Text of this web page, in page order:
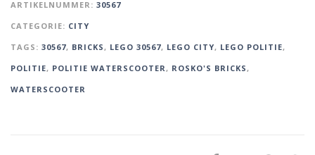
a
t
ARTIKELNUMMER: 30567
CATEGORIE: CITY
TAGS: 30567, BRICKS, LEGO 30567, LEGO CITY, LEGO POLITIE,
POLITIE, POLITIE WATERSCOOTER, ROSKO'S BRICKS,
WATERSCOOTER